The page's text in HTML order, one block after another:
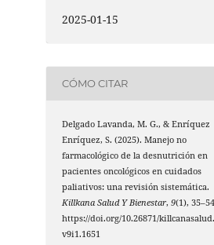
2025-01-15
CÓMO CITAR
Delgado Lavanda, M. G., & Enríquez
Enríquez, S. (2025). Manejo no
farmacológico de la desnutrición en
pacientes oncológicos en cuidados
paliativos: una revisión sistemática.
Killkana Salud Y Bienestar,9(1),
https://doi.org/10.26871/
v9i1.1651